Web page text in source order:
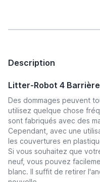
Description
Litter-Robot 4
Des dommages peuvent
utilisez quelque chose
sont fabriqués avec des
Cependant, avec une
les couvertures en
Si vous souhaitez que
neuf, vous pouvez
blanc. Il suffit de retirer